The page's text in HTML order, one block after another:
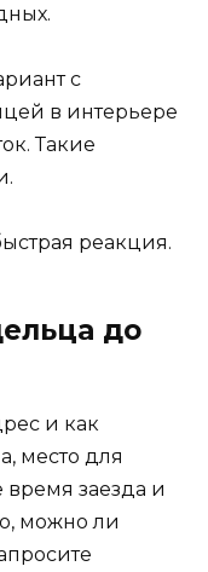
с
в интерьере
Такие
реакция.
до
и как
место для
время заезда и
можно ли